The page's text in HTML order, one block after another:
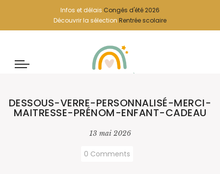
Infos et délais Congés d'été 2026
Découvrir la sélection Rentrée scolaire
DESSOUS-VERRE-PERSONNALISÉ-MERCI-
MAITRESSE-PRÉNOM-ENFANT-CADEAU
13 mai 2026
0 Comments